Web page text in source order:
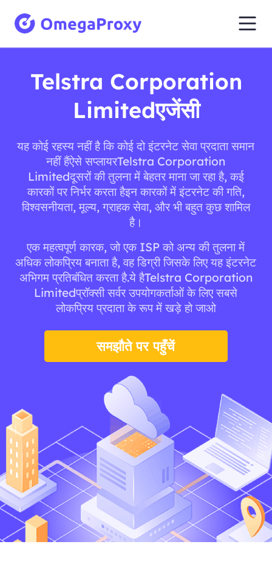
Telstra Corporation
Limitedएजेंसी
यह कोई रहस्य नहीं है कि कोई दो इंटरनेट सेवा प्रदाता समान
नहीं हैंऐसे सप्लायरTelstra Corporation
Limitedदूसरों की तुलना में बेहतर माना जा रहा है, कई
कारकों पर निर्भर करता हैइन कारकों में इंटरनेट की गति,
विश्वसनीयता, मूल्य, ग्राहक सेवा, और भी बहुत कुछ शामिल
है।
एक महत्वपूर्ण कारक, जो एक ISP को अन्य की तुलना में
अधिक लोकप्रिय बनाता है, वह डिग्री जिसके लिए यह इंटरनेट
अभिगम प्रतिबंधित करता है.ये हैTelstra Corporation
Limitedप्रॉक्सी सर्वर उपयोगकर्ताओं के लिए सबसे
लोकप्रिय प्रदाता के रूप में खड़े हो जाओ
समझौते पर पहुँचें